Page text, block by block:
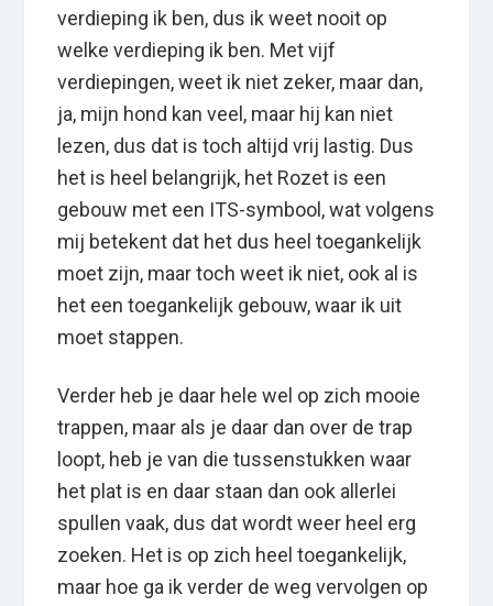
verdieping ik ben, dus ik weet nooit op
welke verdieping ik ben. Met vijf
verdiepingen, weet ik niet zeker, maar dan,
ja, mijn hond kan veel, maar hij kan niet
lezen, dus dat is toch altijd vrij lastig. Dus
het is heel belangrijk, het Rozet is een
gebouw met een ITS-symbool, wat volgens
mij betekent dat het dus heel toegankelijk
moet zijn, maar toch weet ik niet, ook al is
het een toegankelijk gebouw, waar ik uit
moet stappen.
Verder heb je daar hele wel op zich mooie
trappen, maar als je daar dan over de trap
loopt, heb je van die tussenstukken waar
het plat is en daar staan dan ook allerlei
spullen vaak, dus dat wordt weer heel erg
zoeken. Het is op zich heel toegankelijk,
maar hoe ga ik verder de weg vervolgen op